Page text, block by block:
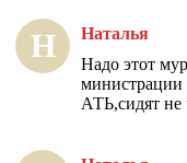
Н Наталья
Надо этот
министрации
АТЬ,сидят не